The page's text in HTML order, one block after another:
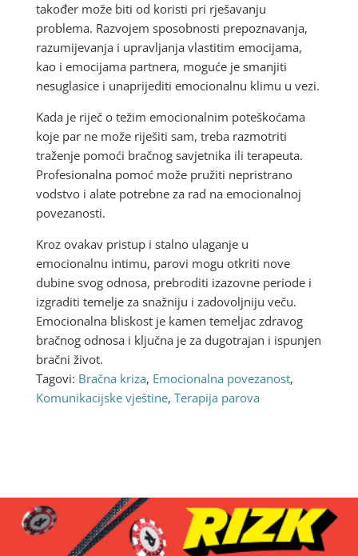
također može biti od koristi pri rješavanju
problema. Razvojem sposobnosti prepoznavanja,
razumijevanja i upravljanja vlastitim emocijama,
kao i emocijama partnera, moguće je smanjiti
nesuglasice i unaprijediti emocionalnu klimu u vezi.
Kada je riječ o težim emocionalnim poteškoćama
koje par ne može riješiti sam, treba razmotriti
traženje pomoći bračnog savjetnika ili terapeuta.
Profesionalna pomoć može pružiti nepristrano
vodstvo i alate potrebne za rad na emocionalnoj
povezanosti.
Kroz ovakav pristup i stalno ulaganje u
emocionalnu intimu, parovi mogu otkriti nove
dubine svog odnosa, prebroditi izazovne periode i
izgraditi temelje za snažniju i zadovoljniju veču.
Emocionalna bliskost je kamen temeljac zdravog
bračnog odnosa i ključna je za dugotrajan i ispunjen
bračni život.
Tagovi: Bračna kriza, Emocionalna povezanost,
Komunikacijske vještine, Terapija parova